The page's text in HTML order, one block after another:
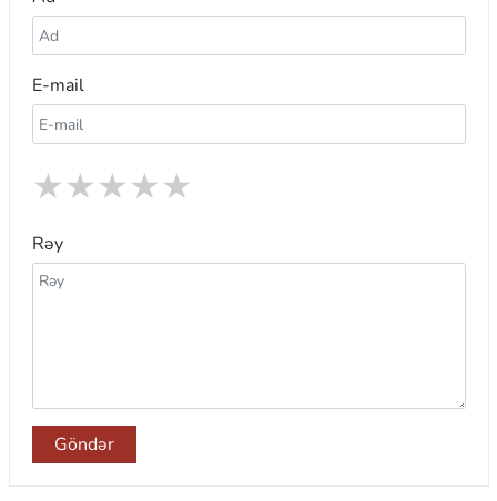
E-mail
★
★
★
★
★
Rəy
Göndər